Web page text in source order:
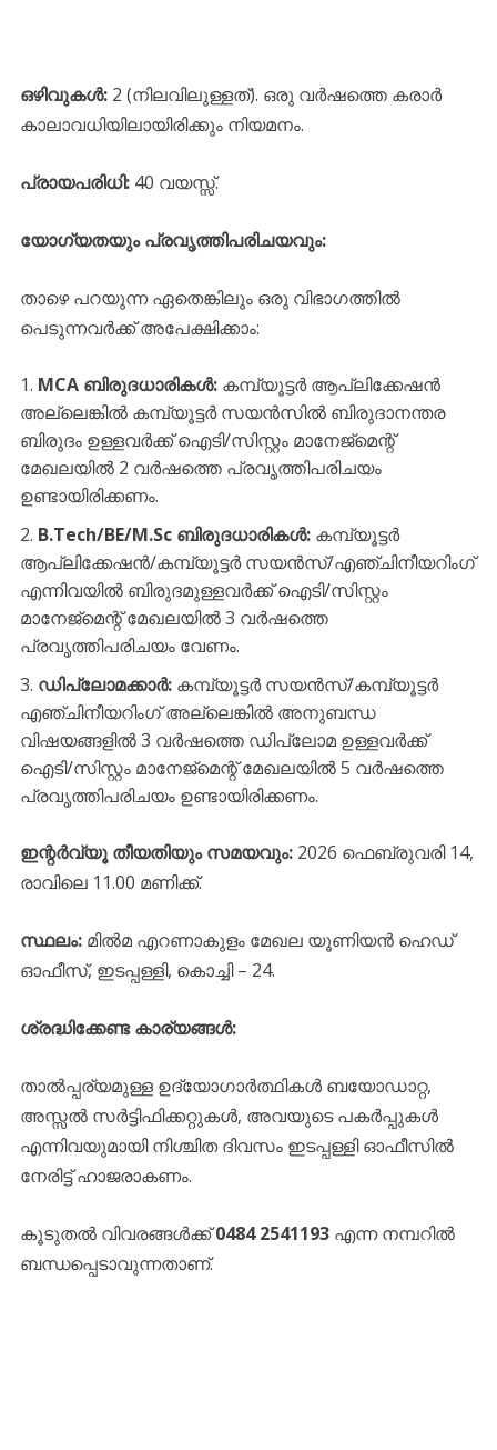
ഒഴിവുകൾ:2 (നിലവിലുള്ളത്). ഒരു വർഷത്തെ കരാർ
കാലാവധിയിലായിരിക്കും നിയമനം.
പ്രായപരിധി:40 വയസ്സ്.
യോഗ്യതയും പ്രവൃത്തിപരിചയവും:
താഴെ പറയുന്ന ഏതെങ്കിലും ഒരു വിഭാഗത്തിൽ
പെടുന്നവർക്ക് അപേക്ഷിക്കാം:
MCA ബിരുദധാരികൾ:കമ്പ്യൂട്ടർ ആപ്ലിക്കേഷൻ
അല്ലെങ്കിൽ കമ്പ്യൂട്ടർ സയൻസിൽ ബിരുദാനന്തര
ബിരുദം ഉള്ളവർക്ക് ഐടി/സിസ്റ്റം മാനേജ്‌മെന്റ്
മേഖലയിൽ 2 വർഷത്തെ പ്രവൃത്തിപരിചയം
ഉണ്ടായിരിക്കണം.
B.Tech/BE/M.Sc ബിരുദധാരികൾ:കമ്പ്യൂട്ടർ
ആപ്ലിക്കേഷൻ/കമ്പ്യൂട്ടർ സയൻസ്/എഞ്ചിനീയറിംഗ്
എന്നിവയിൽ ബിരുദമുള്ളവർക്ക് ഐടി/സിസ്റ്റം
മാനേജ്‌മെന്റ് മേഖലയിൽ 3 വർഷത്തെ
പ്രവൃത്തിപരിചയം വേണം.
ഡിപ്ലോമക്കാർ:കമ്പ്യൂട്ടർ സയൻസ്/കമ്പ്യൂട്ടർ
എഞ്ചിനീയറിംഗ് അല്ലെങ്കിൽ അനുബന്ധ
വിഷയങ്ങളിൽ 3 വർഷത്തെ ഡിപ്ലോമ ഉള്ളവർക്ക്
ഐടി/സിസ്റ്റം മാനേജ്‌മെന്റ് മേഖലയിൽ 5 വർഷത്തെ
പ്രവൃത്തിപരിചയം ഉണ്ടായിരിക്കണം.
ഇന്റർവ്യൂ തീയതിയും സമയവും:2026 ഫെബ്രുവരി 14,
രാവിലെ 11.00 മണിക്ക്.
സ്ഥലം:മിൽമ എറണാകുളം മേഖല യൂണിയൻ ഹെഡ്
ഓഫീസ്, ഇടപ്പള്ളി, കൊച്ചി – 24.
ശ്രദ്ധിക്കേണ്ട കാര്യങ്ങൾ:
താൽപ്പര്യമുള്ള ഉദ്യോഗാർത്ഥികൾ ബയോഡാറ്റ,
അസ്സൽ സർട്ടിഫിക്കറ്റുകൾ, അവയുടെ പകർപ്പുകൾ
എന്നിവയുമായി നിശ്ചിത ദിവസം ഇടപ്പള്ളി ഓഫീസിൽ
നേരിട്ട് ഹാജരാകണം.
​കൂടുതൽ വിവരങ്ങൾക്ക്0484 2541193എന്ന നമ്പറിൽ
ബന്ധപ്പെടാവുന്നതാണ്.